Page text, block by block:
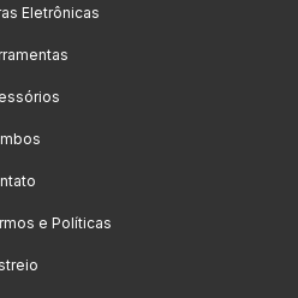
Eletrônicas
e Políticas